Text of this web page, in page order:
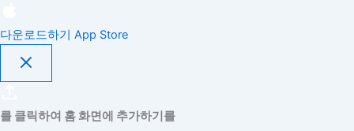
다운로드하기 App Store
를 클릭하여 홈 화면에 추가하기를